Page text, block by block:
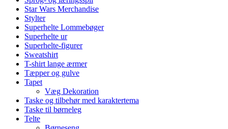
Star Wars Merchandise
Stylter
Superhelte Lommebøger
Superhelte ur
Superhelte-figurer
Sweatshirt
T-shirt lange ærmer
Tæpper og gulve
Tapet
Væg Dekoration
Taske og tilbehør med karaktertema
Taske til børneleg
Telte